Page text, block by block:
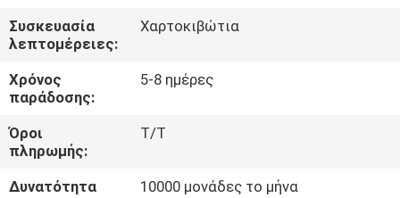
ΕΛΆΤΕ
ΣΕ
ΕΠΑΦΉ
ΜΕ
ΖΗΤΉΣΤΕ
Συσκευασία
λεπτομέρειες:
Χαρτοκιβώτια
Χρόνος
παράδοσης:
5-8 ημέρες
Όροι
πληρωμής:
T/T
Δυνατότητα
10000 μονάδες το μήνα